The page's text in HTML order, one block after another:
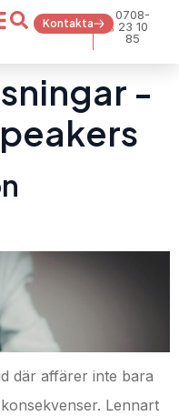
Kontakta
0708-
23 10
85
-
där affärer inte bara
Lennart